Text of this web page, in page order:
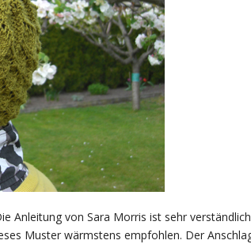
Anleitung von Sara Morris ist sehr
Muster wärmstens empfohlen. Der